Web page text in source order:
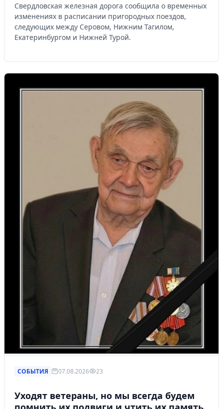
Свердловская железная дорога сообщила о временных
изменениях в расписании пригородных поездов,
следующих между Серовом, Нижним Тагилом,
Екатеринбургом и Нижней Турой.
СОБЫТИЯ 07.08.2026 23
Уходят ветераны, но мы всегда будем